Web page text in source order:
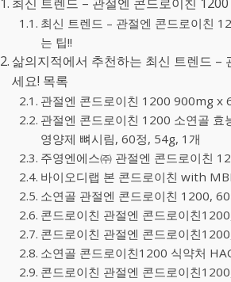
최신 트렌드 – 관절엔 콘드로이친
는 팁!!
삶의지적에서 추천하는 최신 트렌드 –
세요! 목록
관절엔 콘드로이친 1200 900mg x
관절엔 콘드로이친 1200 소연골 효
영양제 뼈시림, 60정, 54g, 1개
주영엔에스㈜ 관절엔 콘드로이친
바이오디랩 본 콘드로이친 with
소연골 관절엔 콘드로이친 1200,
콘드로이친 관절엔 콘드로이친
콘드로이친 관절엔 콘드로이친
소연골 콘드로이친1200 식약처
콘드로이친 관절엔 콘드로이친